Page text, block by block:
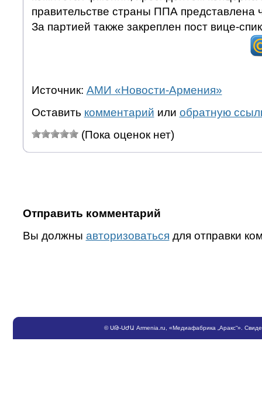
правительстве страны ППА представлена
За партией также закреплен пост вице-
Источник: АМИ «Новости-Армения»
Оставить комментарий или обратную
(Пока оценок нет)
Отправить комментарий
Вы должны авторизоваться для отправки
©ՍԹ-ՍԺԱ Armenia.ru , «Медиафабрика „Аракс“».